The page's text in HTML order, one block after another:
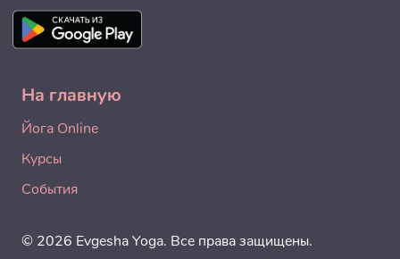
На главную
Йога Online
Курсы
События
© 2026 Evgesha Yoga. Все права защищены.